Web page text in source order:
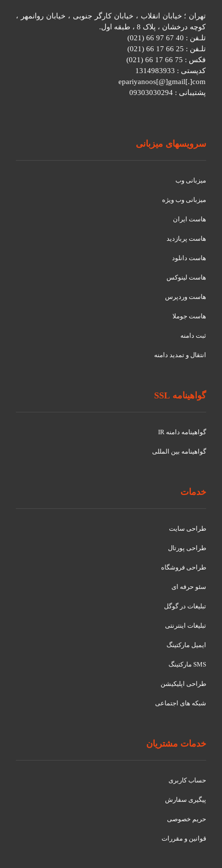
تهران ؛ خیابان انقلاب ، خیابان کارگر جنوبی ، خیابان روانمهر ،
کوچه درخشان ، پلاک 8 ، طبقه اول.
تلـفن : 40 67 97 66 (021)
تلـفن : 25 66 17 66 (021)
فکس : 75 66 17 66 (021)
کدپستی : 1314983933
epariyanoos[@]gmail[.]com
پشتیبانی : 09303030294
سرویسهای میزبانی
میزبانی وب
میزبانی وب ویژه
هاست ایران
هاست پربازدید
هاست دانلود
هاست لینوکس
هاست وردپرس
هاست جوملا
ثبت دامنه
انتقال و تمدید دامنه
گواهینامه SSL
گواهينامه دامنه IR
گواهينامه بین المللی
خدمات
طراحی سایت
طراحی پورتال
طراحی فروشگاه
سئو حرفه ای
تبلیغات در گوگل
تبلیغات اینترنتی
ایمیل مارکتینگ
SMS مارکتینگ
طراحی اپلیکیشن
شبکه های اجتماعی
خدمات مشتریان
حساب کاربری
پیگیری سفارش
حریم خصوصی
قوانین و مقررات